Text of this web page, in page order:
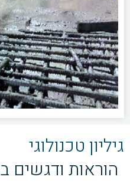
גיליון טכנולוגי
הוראות ודגשים